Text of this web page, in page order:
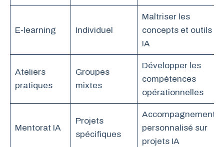
E-learning Individuel
Maîtriser les
concepts et outils
IA
Ateliers
pratiques
Groupes
mixtes
Développer les
compétences
opérationnelles
Mentorat IA
Projets
spécifiques
Accompagnement
personnalisé sur
projets IA